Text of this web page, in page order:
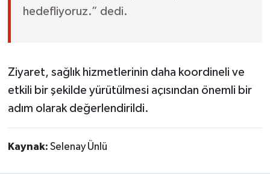
hedefliyoruz.” dedi.
Ziyaret, sağlık hizmetlerinin daha koordineli ve
etkili bir şekilde yürütülmesi açısından önemli bir
adım olarak değerlendirildi.
Kaynak: Selenay Ünlü